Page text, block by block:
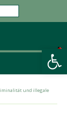
Werkzeugleiste öffnen
und illegale